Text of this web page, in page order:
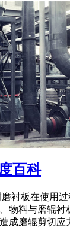
百科
衬板在使用
物料与磨辊衬
成磨辊剪切应